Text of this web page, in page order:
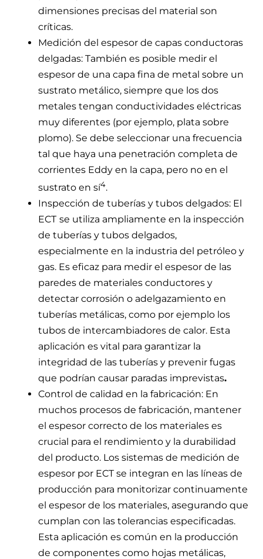
dimensiones precisas del material son
críticas.
Medición del espesor de capas conductoras
delgadas: También es posible medir el
espesor de una capa fina de metal sobre un
sustrato metálico, siempre que los dos
metales tengan conductividades eléctricas
muy diferentes (por ejemplo, plata sobre
plomo). Se debe seleccionar una frecuencia
tal que haya una penetración completa de
corrientes Eddy en la capa, pero no en el
sustrato en sí4.
Inspección de tuberías y tubos delgados: El
ECT se utiliza ampliamente en la inspección
de tuberías y tubos delgados,
especialmente en la industria del petróleo y
gas. Es eficaz para medir el espesor de las
paredes de materiales conductores y
detectar corrosión o adelgazamiento en
tuberías metálicas, como por ejemplo los
tubos de intercambiadores de calor. Esta
aplicación es vital para garantizar la
integridad de las tuberías y prevenir fugas
que podrían causar paradas imprevistas.
Control de calidad en la fabricación: En
muchos procesos de fabricación, mantener
el espesor correcto de los materiales es
crucial para el rendimiento y la durabilidad
del producto. Los sistemas de medición de
espesor por ECT se integran en las líneas de
producción para monitorizar continuamente
el espesor de los materiales, asegurando que
cumplan con las tolerancias especificadas.
Esta aplicación es común en la producción
de componentes como hojas metálicas,